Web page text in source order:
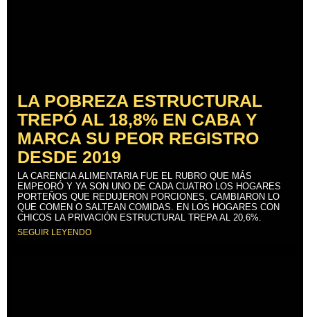
LA POBREZA ESTRUCTURAL
TREPÓ AL 18,8% EN CABA Y
MARCA SU PEOR REGISTRO
DESDE 2019
LA CARENCIA ALIMENTARIA FUE EL RUBRO QUE MÁS
EMPEORÓ Y YA SON UNO DE CADA CUATRO LOS HOGARES
PORTEÑOS QUE REDUJERON PORCIONES, CAMBIARON LO
QUE COMEN O SALTEAN COMIDAS. EN LOS HOGARES CON
CHICOS LA PRIVACIÓN ESTRUCTURAL TREPA AL 20,6%.
SEGUIR LEYENDO